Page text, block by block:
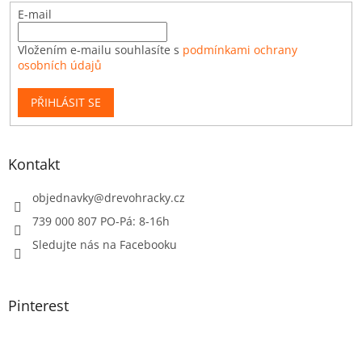
E-mail
Vložením e-mailu souhlasíte s podmínkami ochrany
osobních údajů
PŘIHLÁSIT SE
Kontakt
objednavky@drevohracky.cz
739 000 807 PO-Pá: 8-16h
Sledujte nás na Facebooku
Pinterest